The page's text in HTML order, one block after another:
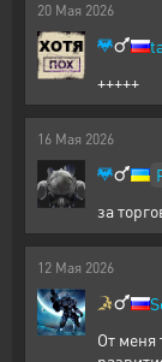
20 Мая 2026
+++++
16 Мая 2026
за
12 Мая 2026
От меня